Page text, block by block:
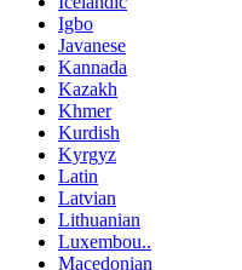
Igbo
Javanese
Kannada
Kazakh
Khmer
Kurdish
Kyrgyz
Latin
Latvian
Lithuanian
Luxembou..
Macedonian